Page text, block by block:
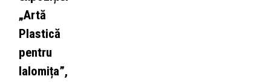
„Artă
Plastică
pentru
Ialomița”,